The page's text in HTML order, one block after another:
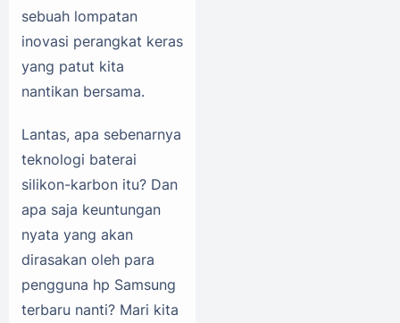
sebuah lompatan
inovasi perangkat keras
yang patut kita
nantikan bersama.
Lantas, apa sebenarnya
teknologi baterai
silikon-karbon itu? Dan
apa saja keuntungan
nyata yang akan
dirasakan oleh para
pengguna hp Samsung
terbaru nanti? Mari kita